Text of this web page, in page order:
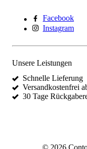
Facebook
Instagram
Unsere Leistungen
Schnelle Lieferung
Versandkostenfrei
30 Tage